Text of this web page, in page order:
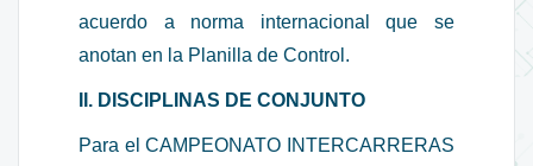
acuerdo a norma internacional que se
anotan en la Planilla de Control.
II. DISCIPLINAS DE CONJUNTO
Para el CAMPEONATO INTERCARRERAS